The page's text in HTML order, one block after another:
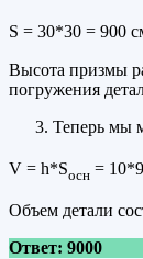
S = 30*30 = 900
Высота призмы
погружения
Теперь мы
V = h*Sосн =
Объем детали
Ответ: 9000